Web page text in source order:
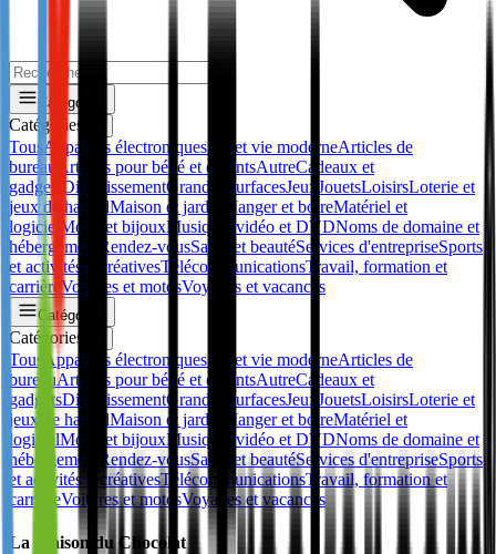
Catégories
Catégories
Tous Appareils électroniques Art et vie moderneArticles de
bureau
Articles pour bébé et enfantsAutreCadeaux et
gadgets
DivertissementGrandes surfacesJeux JouetsLoisirsLoterie et
jeux de hasardMaison et jardin Manger et boireMatériel et
logiciel Mode et bijouxMusique, vidéo et DVDNoms de domaine et
hébergement
Rendez-vousSanté et beautéServices d'entrepriseSports
et activités récréativesTélécommunicationsTravail, formation et
carrière Voitures et motosVoyages et vacances
Catégories
Catégories
Tous Appareils électroniques Art et vie moderneArticles de
bureauArticles pour bébé et enfantsAutreCadeaux et
gadgetsDivertissementGrandes surfacesJeux JouetsLoisirsLoterie et
jeux de hasardMaison et jardin Manger et boireMatériel et
logicielMode et bijouxMusique, vidéo et DVDNoms de domaine et
hébergement
Rendez-vousSanté et beautéServices d'entrepriseSports
et activités récréativesTélécommunicationsTravail, formation et
carrièreVoitures et motosVoyages et vacances
La Maison du Chocolat